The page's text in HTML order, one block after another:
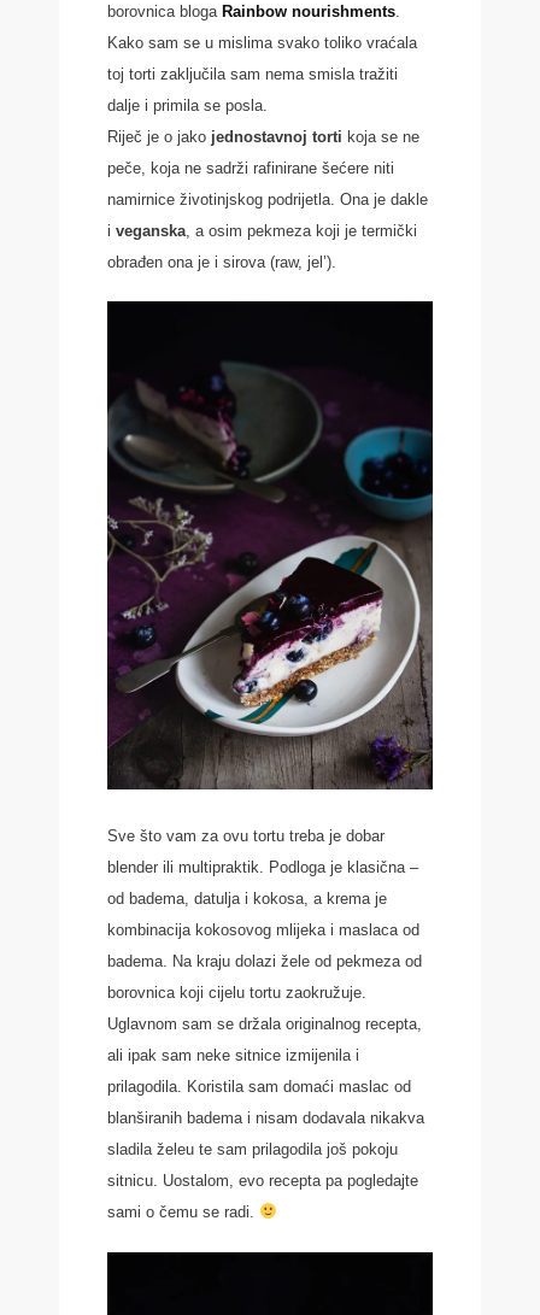
borovnica bloga Rainbow nourishments
Kako sam se u mislima svako toliko vraćala
toj torti zaključila sam nema smisla tražiti
dalje i primila se posla.
Riječ je o jako jednostavnoj torti koja se ne
peče, koja ne sadrži rafinirane šećere niti
namirnice životinjskog podrijetla. Ona je dakle
i veganska , a osim pekmeza koji je termički
obrađen ona je i sirova (raw, jel’).
Sve što vam za ovu tortu treba je dobar
blender ili multipraktik. Podloga je klasična –
od badema, datulja i kokosa, a krema je
kombinacija kokosovog mlijeka i maslaca od
badema. Na kraju dolazi žele od pekmeza od
borovnica koji cijelu tortu zaokružuje.
Uglavnom sam se držala originalnog recepta,
ali ipak sam neke sitnice izmijenila i
prilagodila. Koristila sam domaći maslac od
blanširanih badema i nisam dodavala nikakva
sladila želeu te sam prilagodila još pokoju
sitnicu. Uostalom, evo recepta pa pogledajte
sami o čemu se radi.